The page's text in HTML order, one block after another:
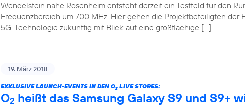
Wendelstein nahe Rosenheim entsteht derzeit ein Testfeld für den
Frequenzbereich um 700 MHz. Hier gehen die Projektbeteiligten der
5G-Technologie zukünftig mit Blick auf eine großflächige […]
19. März 2018
EXKLUSIVE LAUNCH-EVENTS IN DEN O2 LIVE STORES:
O2 heißt das Samsung Galaxy S9 und S9+